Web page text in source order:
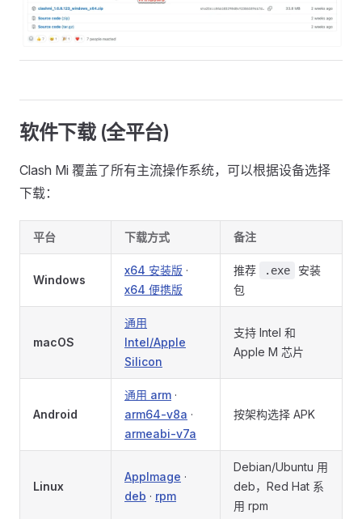
软件下载 (全平台)
Clash Mi 覆盖了所有主流操作系统，可以根据设备选择
下载：
平台 下载方式 备注
Windows
x64 安装版 ·
x64 便携版
推荐 .exe
安装
包
macOS
通用
Intel/Apple
Silicon
支持 Intel 和
Apple M 芯片
Android
通用 arm ·
arm64-v8a ·
armeabi-v7a
按架构选择 APK
Linux
AppImage ·
deb · rpm
Debian/Ubuntu 用
deb，Red Hat 系
用 rpm